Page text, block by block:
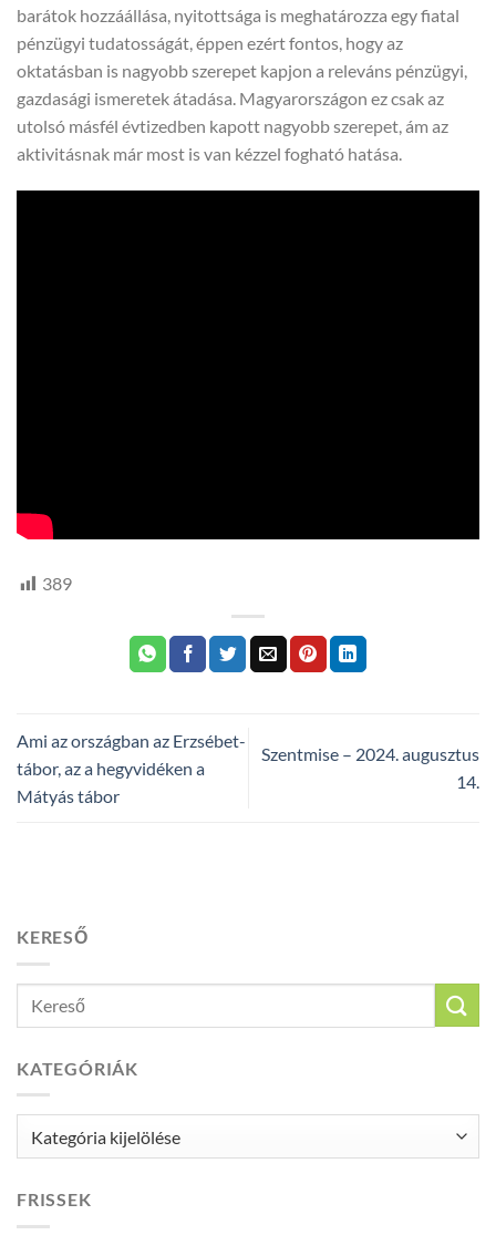
barátok hozzáállása, nyitottsága is meghatározza egy fiatal
pénzügyi tudatosságát, éppen ezért fontos, hogy az
oktatásban is nagyobb szerepet kapjon a releváns pénzügyi,
gazdasági ismeretek átadása. Magyarországon ez csak az
utolsó másfél évtizedben kapott nagyobb szerepet, ám az
aktivitásnak már most is van kézzel fogható hatása.
389
Ami az országban az Erzsébet-
tábor, az a hegyvidéken a
Mátyás tábor
Szentmise – 2024. augusztus
14.
KERESŐ
KATEGÓRIÁK
FRISSEK